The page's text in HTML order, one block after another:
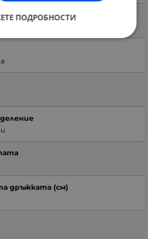
дръжката (см)
ПОДРОБНОСТИ